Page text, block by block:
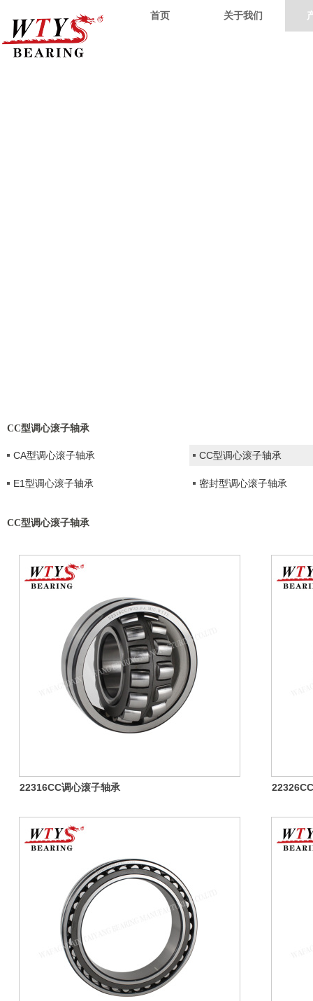
首页 关于我们
CC型调心滚子轴承
CA型调心滚子轴承 CC型调心滚子轴承
E1型调心滚子轴承 密封型调心滚子轴承
CC型调心滚子轴承
22316CC调心滚子轴承